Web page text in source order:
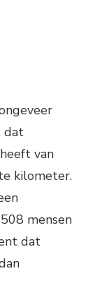
dat
van
kilometer.
mensen
dat